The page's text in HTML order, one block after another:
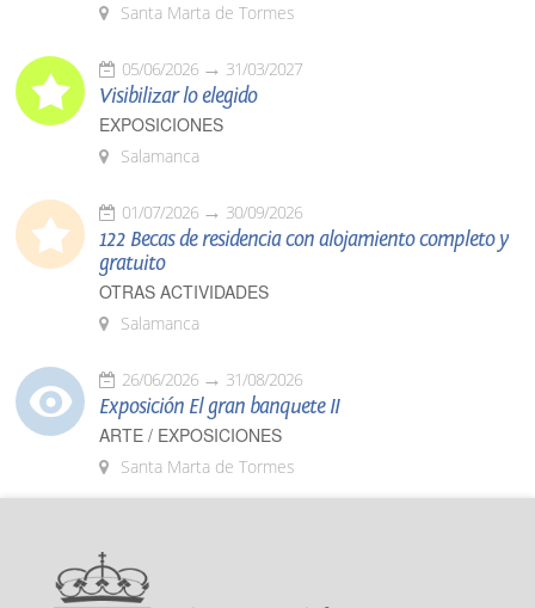
Santa Marta de Tormes
05/06/2026 31/03/2027
Visibilizar lo elegido
EXPOSICIONES
Salamanca
01/07/2026 30/09/2026
122 Becas de residencia con alojamiento completo y
gratuito
OTRAS ACTIVIDADES
Salamanca
26/06/2026 31/08/2026
Exposición El gran banquete II
ARTE / EXPOSICIONES
Santa Marta de Tormes